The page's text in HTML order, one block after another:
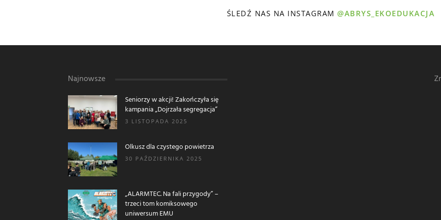
ŚLEDŹ NAS NA INSTAGRAM@ABRYS_EKOEDUKACJA
Najnowsze
Seniorzy w akcji! Zakończyła się
kampania „Dojrzała segregacja”
3 LISTOPADA 2025
Olkusz dla czystego powietrza
30 PAŹDZIERNIKA 2025
„ALARMTEC. Na fali przygody” –
trzeci tom komiksowego
uniwersum EMU